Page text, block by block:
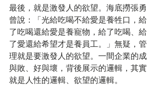
最後，就是激發人的欲望。海底撈張勇
曾說：「光給吃喝不給愛是養牲口，給
了吃喝還給愛是養寵物，給了吃喝、給
了愛還給希望才是養員工。」無疑，管
理就是要激發人的欲望。一間企業的成
與敗、好與壞，背後展示的邏輯，其實
就是人性的邏輯、欲望的邏輯。